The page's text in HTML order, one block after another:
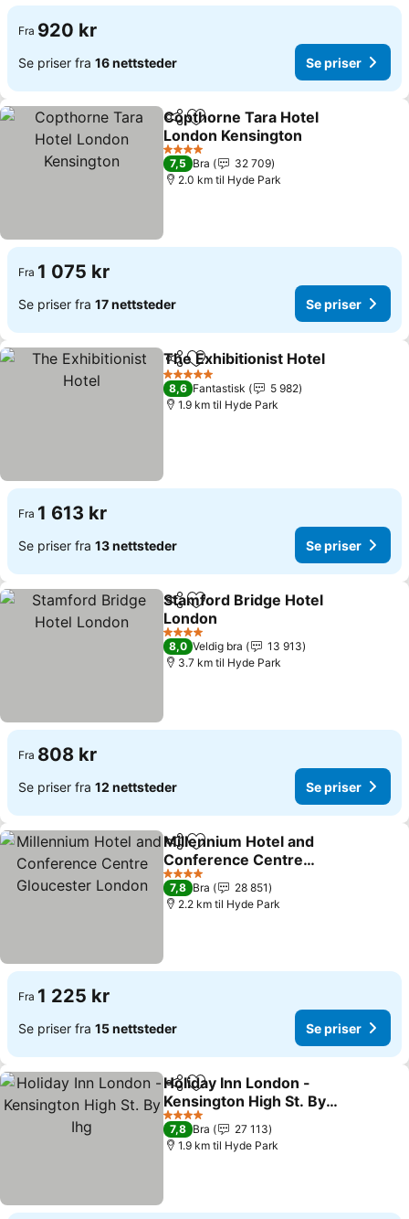
Fra 920 kr
Se priser fra 16 nettsteder Se priser
Del Legg til i favoritter
Copthorne Tara Hotel
London Kensington
Se priser
4 Stjerner
7,5 Bra
32 709
2.0 km til Hyde Park
Fra 1 075 kr
Se priser fra 17 nettsteder Se priser
Del Legg til i favoritter
The Exhibitionist Hotel
5 Stjerner
8,6 Fantastisk
5 982
1.9 km til Hyde Park
Fra 1 613 kr
Se priser fra 13 nettsteder Se priser
Del Legg til i favoritter
Stamford Bridge Hotel
London
Se priser
4 Stjerner
8,0 Veldig bra
13 913
3.7 km til Hyde Park
Fra 808 kr
Se priser fra 12 nettsteder Se priser
Del Legg til i favoritter
Millennium Hotel and
Conference Centre
Gloucester London
Se priser
4 Stjerner
7,8 Bra
28 851
2.2 km til Hyde Park
Fra 1 225 kr
Se priser fra 15 nettsteder Se priser
Del Legg til i favoritter
Holiday Inn London -
Kensington High St. By
Ihg
Se priser
4 Stjerner
7,8 Bra
27 113
1.9 km til Hyde Park